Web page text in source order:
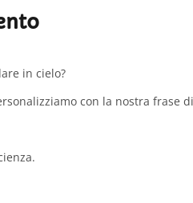
in cielo?
con la nostra frase